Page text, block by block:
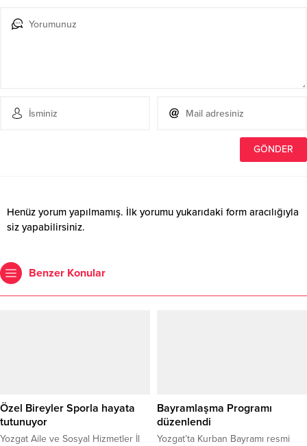
Henüz yorum yapılmamış. İlk yorumu yukarıdaki form aracılığıyla
siz yapabilirsiniz.
Benzer Konular
Özel Bireyler Sporla hayata
tutunuyor
Yozgat Aile ve Sosyal Hizmetler İl
Bayramlaşma Programı
düzenlendi
Yozgat’ta Kurban Bayramı resmi